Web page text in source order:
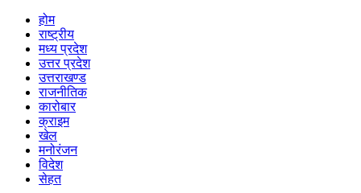
होम
राष्ट्रीय
मध्य प्रदेश
उत्तर प्रदेश
उत्तराखण्ड
राजनीतिक
कारोबार
क्राइम
खेल
मनोरंजन
विदेश
सेहत